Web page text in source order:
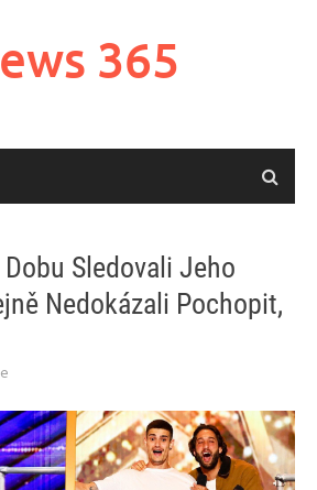
365
Sledovali Jeho
Nedokázali Pochopit,